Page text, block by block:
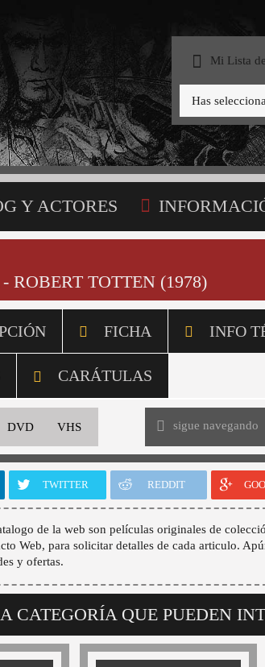
Mi Lista
Has
Y ACTORES
TOTTEN (1978)
FICHA INFO
CARÁTULAS
DVD VHS sigue navegando
TWITTER REDDIT
de la web son películas originales de
Web, para solicitar detalles de cada articulo.
y ofertas.
CATEGORÍA QUE PUEDEN